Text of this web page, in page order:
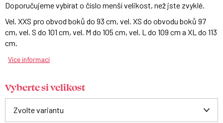
Doporučujeme vybírat o číslo menší velikost, než jste zvyklé.
Vel. XXS pro obvod boků do 93 cm, vel. XS do obvodu boků 97
cm, vel. S do 101 cm, vel. M do 105 cm, vel. L do 109 cm a XL do 113
cm.
Více informací
Vyberte si velikost